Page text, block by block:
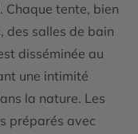
Chaque tente, bien
des salles de bain
disséminée au
une intimité
la nature. Les
préparés avec